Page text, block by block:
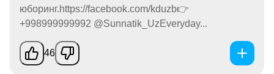
юборинг.https://facebook.com/kduzb👉
+998999999992 @Sunnatik_UzEveryday...
46